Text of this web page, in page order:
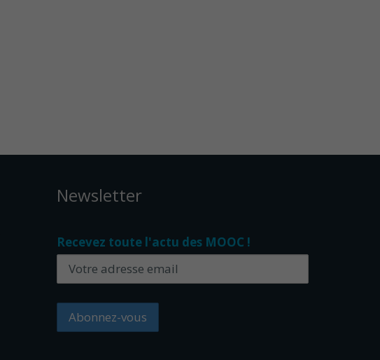
Newsletter
Recevez toute l'actu des MOOC !